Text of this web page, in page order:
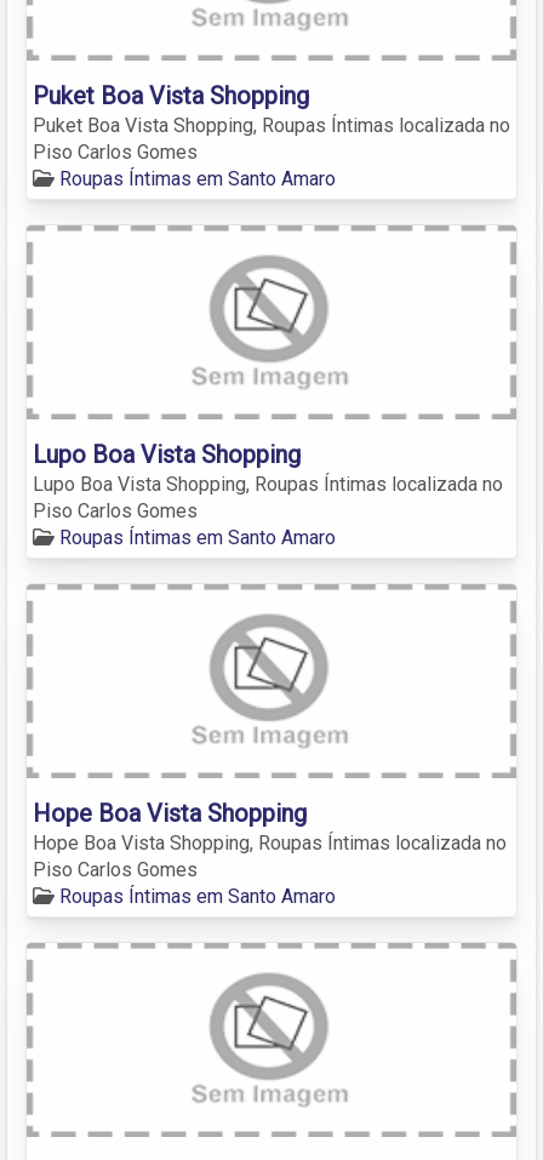
Puket Boa Vista Shopping
Puket Boa Vista Shopping, Roupas Íntimas localizada no
Piso Carlos Gomes
Roupas Íntimas em Santo Amaro
Lupo Boa Vista Shopping
Lupo Boa Vista Shopping, Roupas Íntimas localizada no
Piso Carlos Gomes
Roupas Íntimas em Santo Amaro
Hope Boa Vista Shopping
Hope Boa Vista Shopping, Roupas Íntimas localizada no
Piso Carlos Gomes
Roupas Íntimas em Santo Amaro